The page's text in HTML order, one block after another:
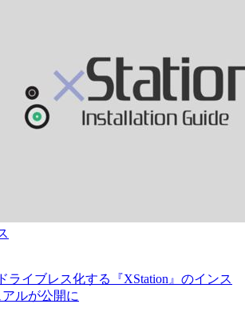
ライブレス化する『XStation』のインス
アルが公開に